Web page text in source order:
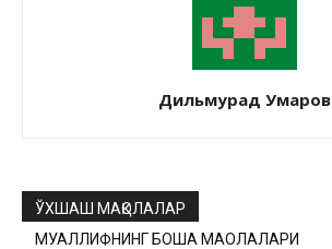
Дильмурад Умаров
ЎХШАШ МАҚОЛАЛАР
МУАЛЛИФНИНГ БОШҚА МАҚОЛАЛАРИ